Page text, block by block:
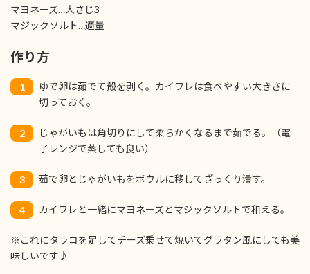
マヨネーズ…大さじ3
マジックソルト…適量
作り方
1
ゆで卵は茹でて殻を剥く。カイワレは食べやすい大きさに
切っておく。
2
じゃがいもは角切りにして柔らかくなるまで茹でる。（電
子レンジで蒸しても良い）
3 茹で卵とじゃがいもをボウルに移してざっくり潰す。
4 カイワレと一緒にマヨネーズとマジックソルトで和える。
※これにタラコを足してチーズ乗せて焼いてグラタン風にしても美
味しいです♪